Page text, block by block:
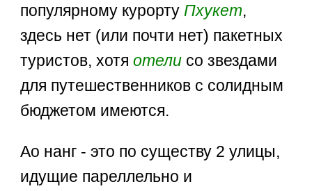
популярному курорту Пхукет,
здесь нет (или почти нет) пакетных
туристов, хотяотели со звездами
для путешественников с солидным
бюджетом имеются.
Ао нанг - это по существу 2 улицы,
идущие пареллельно и